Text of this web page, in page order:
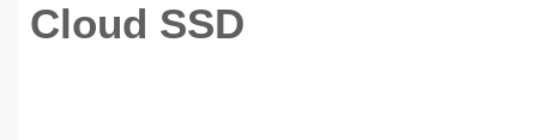
Cloud SSD